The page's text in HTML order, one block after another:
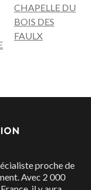
CHAPELLE DU
BOIS DES
FAULX
proche de
Avec 2 000